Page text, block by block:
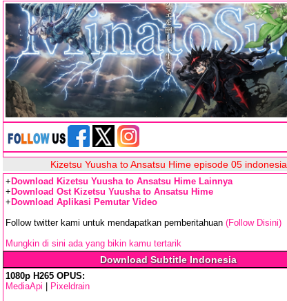
Kizetsu Yuusha to Ansatsu Hime episode 05 indonesia
+ Download Kizetsu Yuusha to Ansatsu Hime Lainnya
+ Download Ost Kizetsu Yuusha to Ansatsu Hime
+ Download Aplikasi Pemutar Video
Follow twitter kami untuk mendapatkan pemberitahuan (Follow Disini)
Mungkin di sini ada yang bikin kamu tertarik
Download Subtitle Indonesia
1080p H265 OPUS:
MediaApi
Pixeldrain